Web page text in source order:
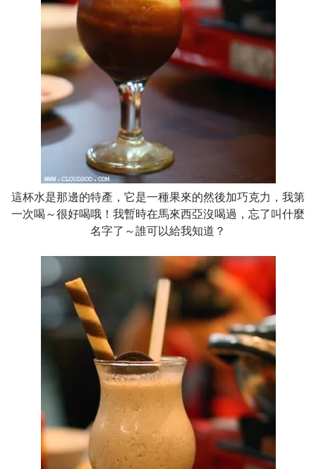
這杯水是那邊的特產，它是一種果來的然後加巧克力，我第
一次喝～很好喝哦！我暫時在馬來西亞沒喝過，忘了叫什麼
名字了～誰可以給我知道？